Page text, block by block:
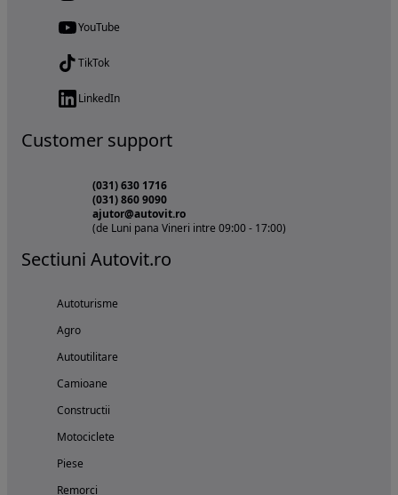
YouTube
TikTok
LinkedIn
Customer support
(031) 630 1716
(031) 860 9090
ajutor@autovit.ro
(de Luni pana Vineri intre 09:00 - 17:00)
Sectiuni Autovit.ro
Autoturisme
Agro
Autoutilitare
Camioane
Constructii
Motociclete
Piese
Remorci